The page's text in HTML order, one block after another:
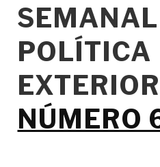
POLÍTICA
NÚMERO